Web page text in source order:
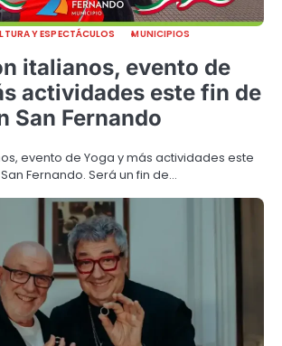
Y ESPECTÁCULOS
MUNICIPIOS
italianos, evento de
actividades este fin de
San Fernando
evento de Yoga y más actividades este
Fernando. Será un fin de…